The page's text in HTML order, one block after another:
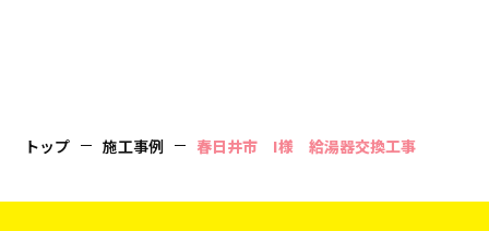
トップ 施工事例 春日井市 I様 給湯器交換工事